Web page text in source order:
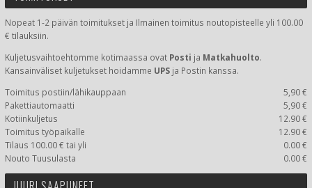
Nopeat 1-2 päivän toimitukset ja Ilmainen toimitus noutopisteelle yli 100.00
€ tilauksiin.
Kuljetusvaihtoehtomme kotimaassa ovat Posti ja Matkahuolto.
Kansainväliset kuljetukset hoidamme UPS ja Postin kanssa.
Toimitus postiin/lähikauppaan
5,90 €
Pakettiautomaatti
5,90 €
Kotiinkuljetus
12.90 €
Toimitus työpaikalle
12.90 €
Tilaus 100.00 € tai yli
0.00 €
Nouto Tuusulasta
0.00 €